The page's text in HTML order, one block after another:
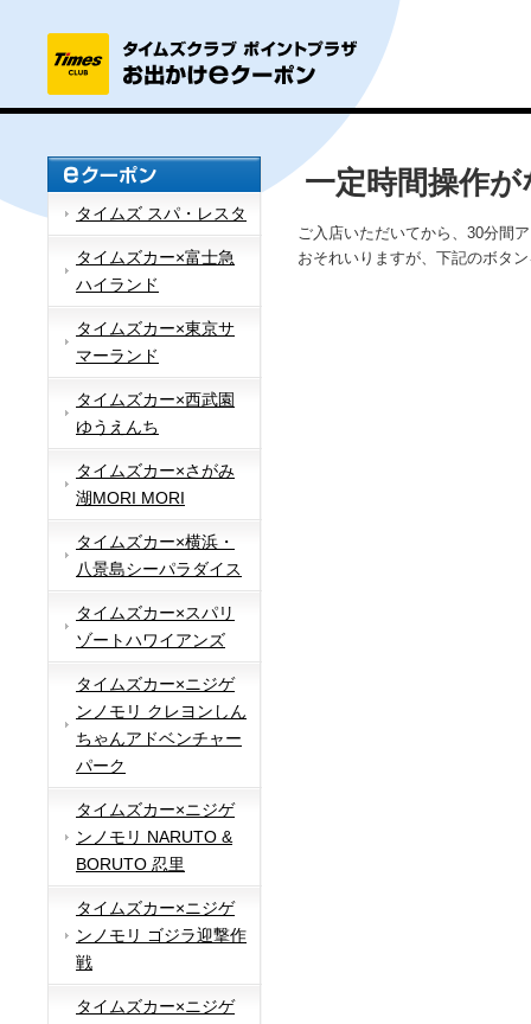
タイムズ スパ・レスタ
タイムズカー×富士急
ハイランド
タイムズカー×東京サ
マーランド
タイムズカー×西武園
ゆうえんち
タイムズカー×さがみ
湖MORI MORI
タイムズカー×横浜・
八景島シーパラダイス
タイムズカー×スパリ
ゾートハワイアンズ
タイムズカー×ニジゲ
ンノモリ クレヨンしん
ちゃんアドベンチャー
パーク
タイムズカー×ニジゲ
ンノモリ NARUTO &
BORUTO 忍里
タイムズカー×ニジゲ
ンノモリ ゴジラ迎撃作
戦
タイムズカー×ニジゲ
一定時間操作
ご入店いただいてから、30分間
おそれいりますが、下記のボタ